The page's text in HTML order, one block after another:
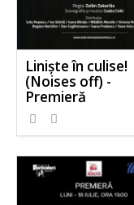
Liniște în culise!
(Noises off) -
Premieră